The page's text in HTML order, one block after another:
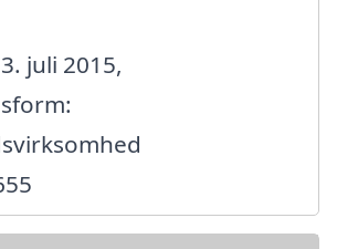
juli 2015,